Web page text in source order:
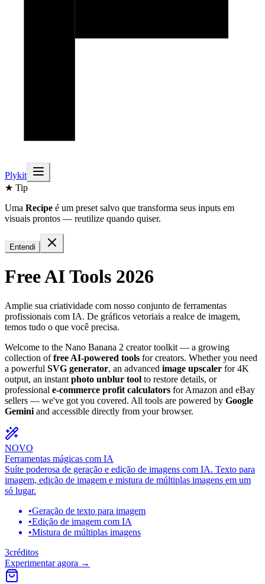
Plykit
★ Tip
Uma Recipe é um preset salvo que transforma seus inputs em
visuais prontos — reutilize quando quiser.
Entendi
Free AI Tools 2026
Amplie sua criatividade com nosso conjunto de ferramentas
profissionais com IA. De gráficos vetoriais a realce de imagem,
temos tudo o que você precisa.
Welcome to the Nano Banana 2 creator toolkit — a growing
collection offree AI-powered tools for creators. Whether you need
a powerful SVG generator, an advanced image upscaler for 4K
output, an instant photo unblur tool to restore details, or
professional e-commerce profit calculators for Amazon and eBay
sellers — we've got you covered. All tools are powered by Google
Gemini and accessible directly from your browser.
NOVO
Ferramentas mágicas com IA
Suíte poderosa de geração e edição de imagens com IA. Texto para
imagem, edição de imagem e mistura de múltiplas imagens em um
só lugar.
•Geração de texto para imagem
•Edição de imagem com IA
•Mistura de múltiplas imagens
3créditos
Experimentar agora →